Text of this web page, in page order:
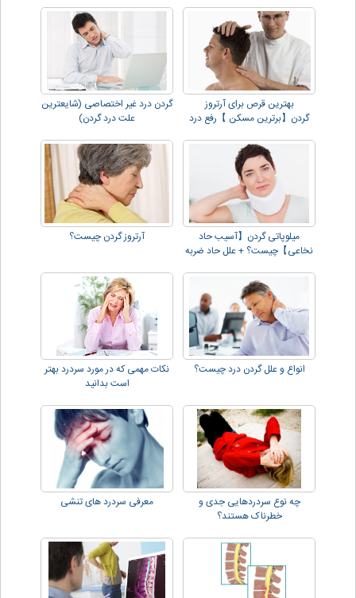
بهترین قرص برای آرتروز
گردن【برترین مسکن 】رفع درد
گردن درد غیر اختصاصی (شایعترین
علت درد گردن)
میلوپاتی گردن【آسیب حاد
نخاعی】چیست؟ + علل حاد ضربه
آرتروز گردن چیست؟
انواع و علل گردن درد چیست؟
نکات مهمی که در مورد سردرد بهتر
است بدانید
چه نوع سردردهایی جدی و
خطرناک هستند؟
معرفی سردرد های تنشی